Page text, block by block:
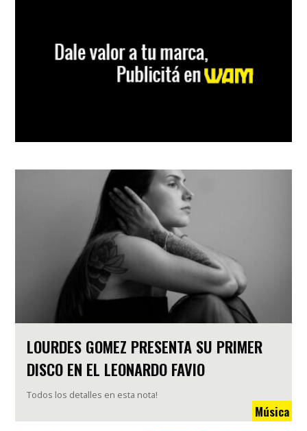
LOURDES GOMEZ PRESENTA SU PRIMER
DISCO EN EL LEONARDO FAVIO
Todos los detalles en esta nota!
Música